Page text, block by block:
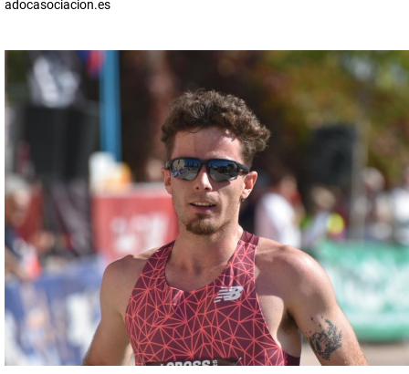
adocasociacion.es